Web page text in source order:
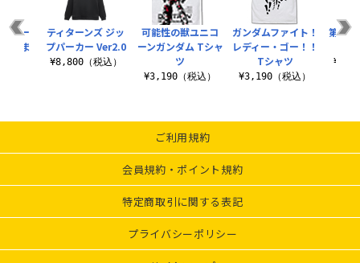
可能性の獣ユニコ
ーンガンダム Tシャ
ツ
¥3,190（税込）
ガンダムファイト！
レディー・ゴー！！
Tシャツ
¥3,190（税込）
第
ター
まま
ティターンズ ジッ
プパーカー Ver2.0
¥8,800（税込）
ご利用規約
会員規約・ポイント規約
特定商取引に関する表記
プライバシーポリシー